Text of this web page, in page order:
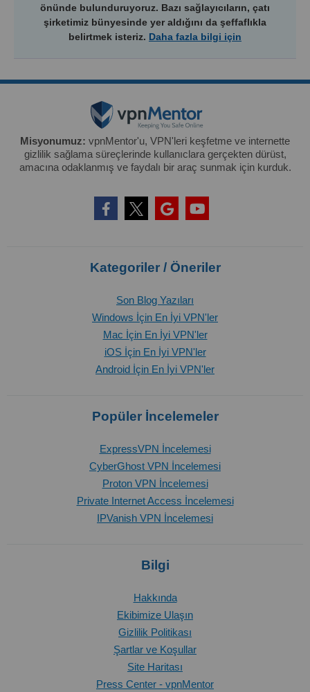
önünde bulunduruyoruz. Bazı sağlayıcıların, çatı
şirketimiz bünyesinde yer aldığını da şeffaflıkla
belirtmek isteriz. Daha fazla bilgi için
Misyonumuz: vpnMentor'u, VPN'leri keşfetme ve internette
gizlilik sağlama süreçlerinde kullanıclara gerçekten dürüst,
amacına odaklanmış ve faydalı bir araç sunmak için kurduk.
Kategoriler / Öneriler
Son Blog Yazıları
Windows İçin En İyi VPN'ler
Mac İçin En İyi VPN'ler
iOS İçin En İyi VPN'ler
Android İçin En İyi VPN'ler
Popüler İncelemeler
ExpressVPN İncelemesi
CyberGhost VPN İncelemesi
Proton VPN İncelemesi
Private Internet Access İncelemesi
IPVanish VPN İncelemesi
Bilgi
Hakkında
Ekibimize Ulaşın
Gizlilik Politikası
Şartlar ve Koşullar
Site Haritası
Press Center - vpnMentor